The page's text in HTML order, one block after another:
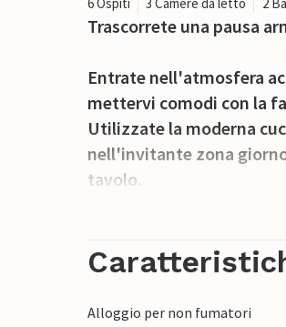
Trascorrete una pausa
Entrate nell'atmosfera
mettervi comodi con la
Utilizzate la moderna
nell'invitante zona
tavolo.
Lasciate che i vostri
aspettate con ansia le
Alloggio per non fumatori